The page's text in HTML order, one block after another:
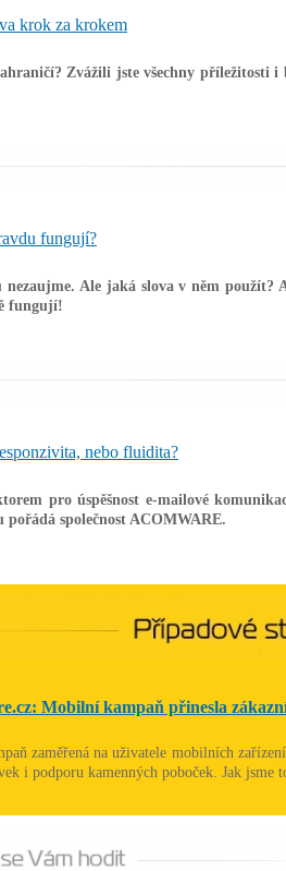
krok za krokem
Zvážili jste všechny příležitosti
fungují?
Ale jaká slova v něm
fungují!
nebo fluidita?
pro úspěšnost e-mailové
společnost ACOMWARE.
Mobilní kampaň přinesla
zaměřená na uživatele mobilních zařízení
i podporu kamenných poboček. Jak jsme